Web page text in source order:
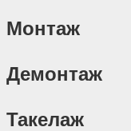
Монтаж
Демонтаж
Такелаж